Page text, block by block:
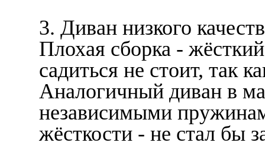
3. Диван низкого
Плохая сборка -
садиться не стоит, так
Аналогичный диван в
независимыми
жёсткости - не стал бы